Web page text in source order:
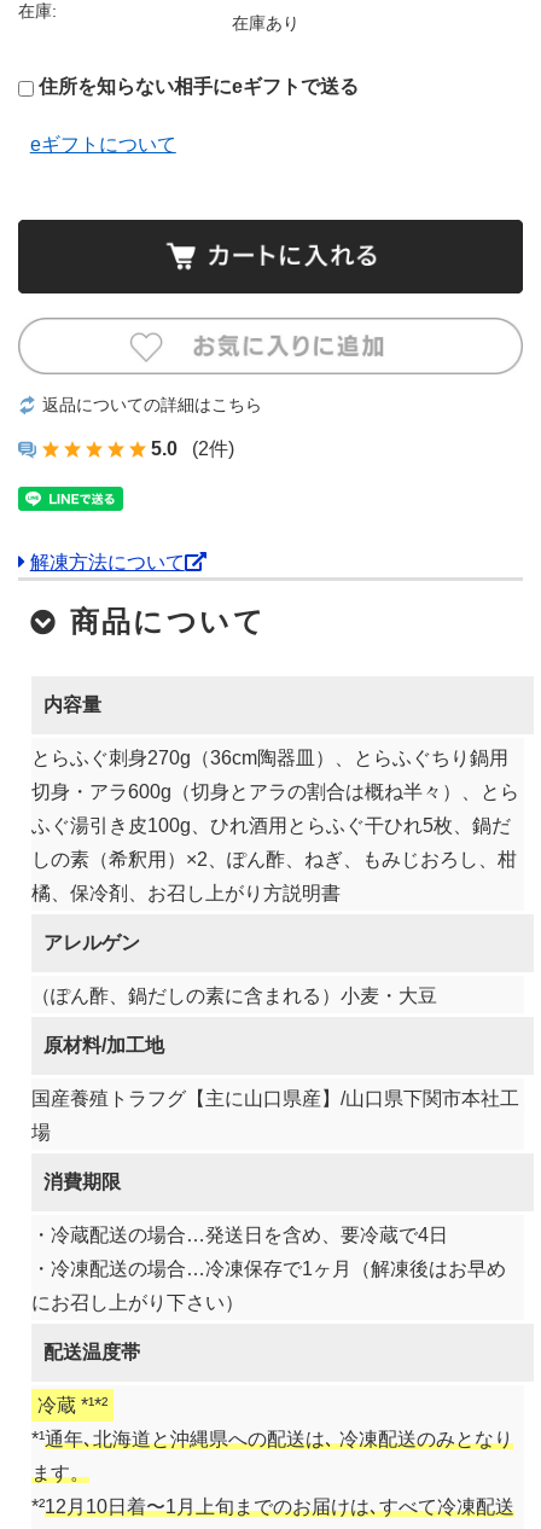
在庫:
在庫あり
住所を知らない相手にeギフトで送る
eギフトについて
返品についての詳細はこちら
5.0 (2件)
解凍方法について
商品について
内容量
とらふぐ刺身270g（36cm陶器皿）、とらふぐちり鍋用
切身・アラ600g（切身とアラの割合は概ね半々）、とら
ふぐ湯引き皮100g、ひれ酒用とらふぐ干ひれ5枚、鍋だ
しの素（希釈用）×2、ぽん酢、ねぎ、もみじおろし、柑
橘、保冷剤、お召し上がり方説明書
アレルゲン
（ぽん酢、鍋だしの素に含まれる）小麦・大豆
原材料/加工地
国産養殖トラフグ【主に山口県産】/山口県下関市本社工
場
消費期限
・冷蔵配送の場合…発送日を含め、要冷蔵で4日
・冷凍配送の場合…冷凍保存で1ヶ月（解凍後はお早め
にお召し上がり下さい）
配送温度帯
冷蔵 *¹*²
*¹通年､北海道と沖縄県への配送は､ 冷凍配送のみとなり
ます。
*²12月10日着〜1月上旬までのお届けは､すべて冷凍配送